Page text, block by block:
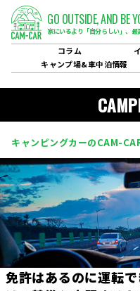
GO OUTSIDE,AND BE
家にいるより「自分らしい」、 最
コラム
キャンプ場&車中泊情報
キャンピングカーのCAM-
免許はあるのに運転で